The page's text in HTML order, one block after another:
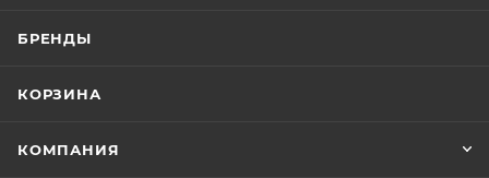
БРЕНДЫ
КОРЗИНА
КОМПАНИЯ